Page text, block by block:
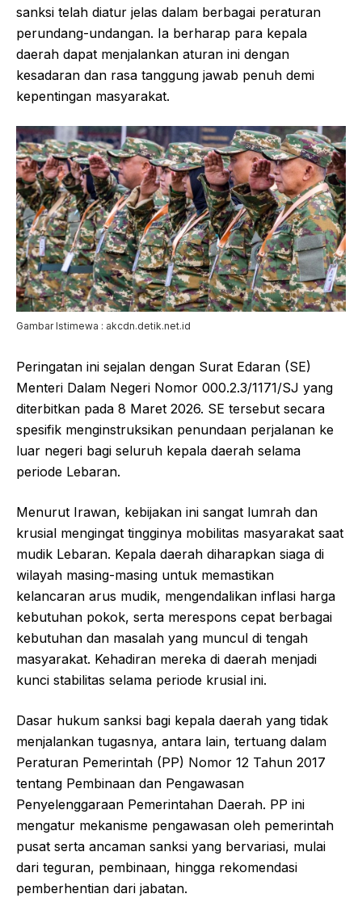
sanksi telah diatur jelas dalam berbagai peraturan
perundang-undangan. Ia berharap para kepala
daerah dapat menjalankan aturan ini dengan
kesadaran dan rasa tanggung jawab penuh demi
kepentingan masyarakat.
Gambar Istimewa : akcdn.detik.net.id
Peringatan ini sejalan dengan Surat Edaran (SE)
Menteri Dalam Negeri Nomor 000.2.3/1171/SJ yang
diterbitkan pada 8 Maret 2026. SE tersebut secara
spesifik menginstruksikan penundaan perjalanan ke
luar negeri bagi seluruh kepala daerah selama
periode Lebaran.
Menurut Irawan, kebijakan ini sangat lumrah dan
krusial mengingat tingginya mobilitas masyarakat saat
mudik Lebaran. Kepala daerah diharapkan siaga di
wilayah masing-masing untuk memastikan
kelancaran arus mudik, mengendalikan inflasi harga
kebutuhan pokok, serta merespons cepat berbagai
kebutuhan dan masalah yang muncul di tengah
masyarakat. Kehadiran mereka di daerah menjadi
kunci stabilitas selama periode krusial ini.
Dasar hukum sanksi bagi kepala daerah yang tidak
menjalankan tugasnya, antara lain, tertuang dalam
Peraturan Pemerintah (PP) Nomor 12 Tahun 2017
tentang Pembinaan dan Pengawasan
Penyelenggaraan Pemerintahan Daerah. PP ini
mengatur mekanisme pengawasan oleh pemerintah
pusat serta ancaman sanksi yang bervariasi, mulai
dari teguran, pembinaan, hingga rekomendasi
pemberhentian dari jabatan.